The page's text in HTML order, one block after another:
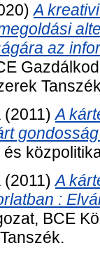
A
az
(2011)A
(2011)A
:
BCE